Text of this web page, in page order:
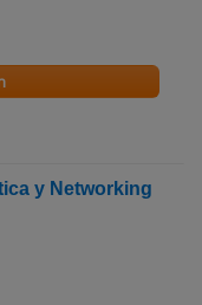
y Networking